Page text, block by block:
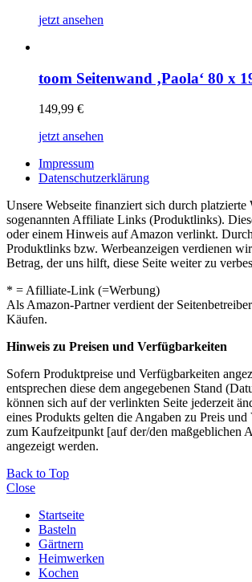
jetzt ansehen
toom Seitenwand ‚Paola‘ 80 x
149,99 €
jetzt ansehen
Impressum
Datenschutzerklärung
Unsere Webseite finanziert sich durch platzierte
sogenannten Affiliate Links (Produktlinks).
oder einem Hinweis auf Amazon verlinkt.
Produktlinks bzw. Werbeanzeigen verdienen
Betrag, der uns hilft, diese Seite weiter zu
* = Afilliate-Link (=Werbung)
Als Amazon-Partner verdient der
Käufen.
Hinweis zu Preisen und Verfügbarkeiten
Sofern Produktpreise und Verfügbarkeiten
entsprechen diese dem angegebenen Stand
können sich auf der verlinkten Seite jederzeit
eines Produkts gelten die Angaben zu Preis
zum Kaufzeitpunkt [auf der/den maßgeblichen
angezeigt werden.
Back to Top
Close
Startseite
Basteln
Gärtnern
Heimwerken
Kochen